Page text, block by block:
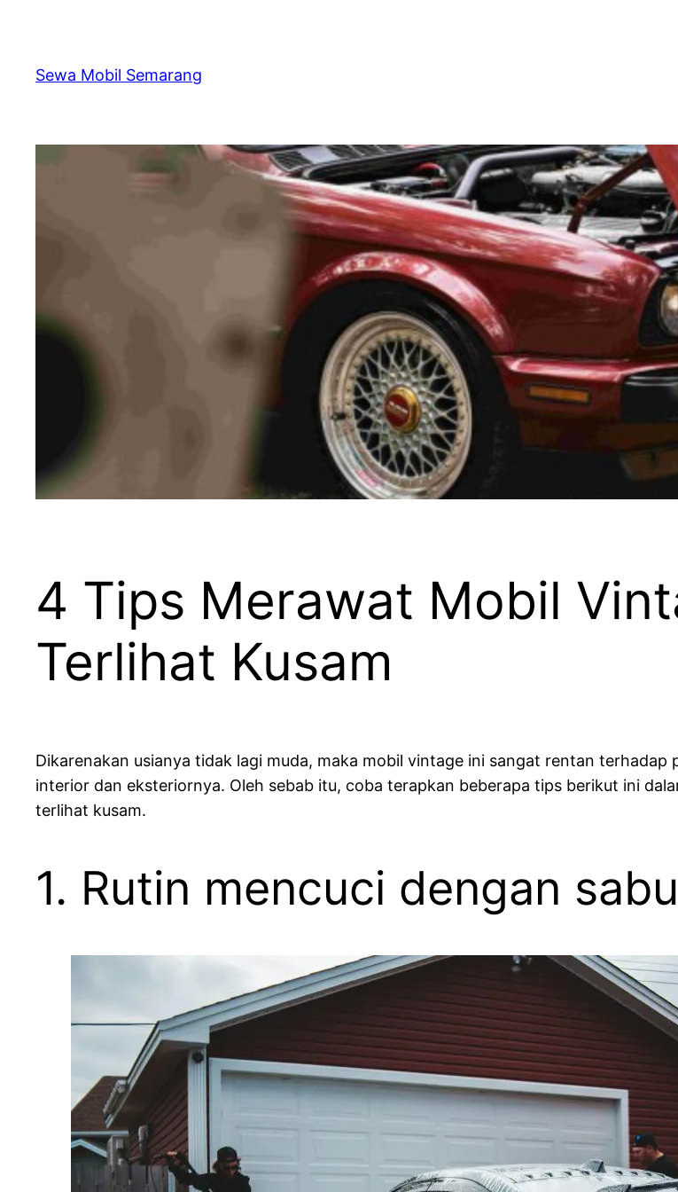
content
Sewa Mobil Semarang
4 Tips Merawat Mobil
Terlihat Kusam
Dikarenakan usianya tidak lagi muda, maka mobil vintage ini sangat rentan
interior dan eksteriornya. Oleh sebab itu, coba terapkan beberapa tips berikut ini
terlihat kusam.
1. Rutin mencuci dengan